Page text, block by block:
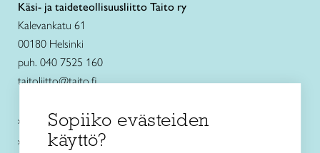
Käsi- ja taideteollisuusliitto Taito ry
Kalevankatu 61
00180 Helsinki
puh. 040 7525 160
taitoliitto@taito.fi
Käsityökurssit ja koulutus
Ajankohtaista
Sopiiko evästeiden
käyttö?